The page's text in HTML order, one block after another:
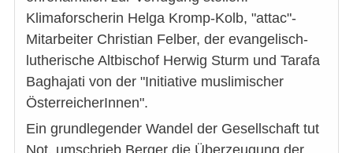
Klimaforscherin Helga Kromp-Kolb, "attac"-
Mitarbeiter Christian Felber, der evangelisch-
lutherische Altbischof Herwig Sturm und Tarafa
Baghajati von der "Initiative muslimischer
ÖsterreicherInnen".
Ein grundlegender Wandel der Gesellschaft tut
Not, umschrieb Berger die Überzeugung der